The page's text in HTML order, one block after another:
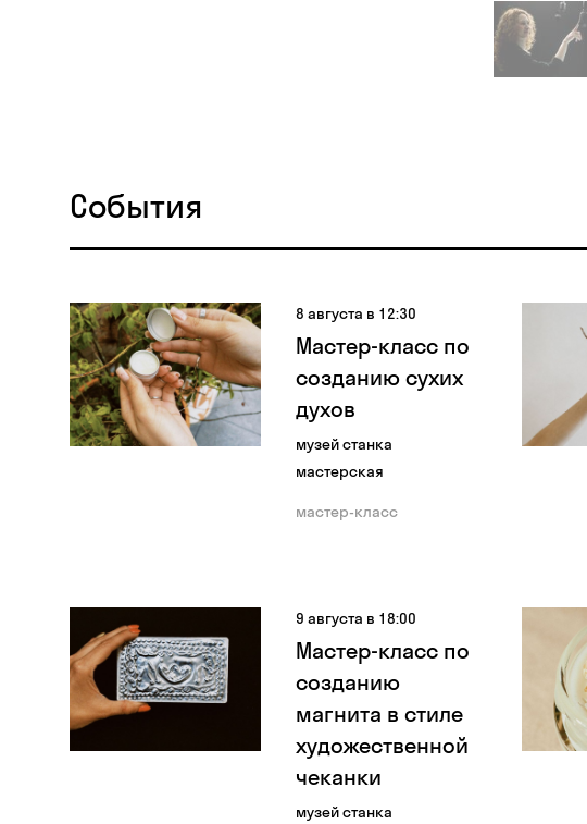
События
8 августа в 12:30
Мастер-класс по
созданию сухих
духов
музей станка
мастерская
мастер-класс
9 августа в 18:00
Мастер-класс по
созданию
магнита в стиле
художественной
чеканки
музей станка